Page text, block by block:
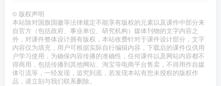
© 版权声明
本站除对国旗国徽等法律规定不能享有版权的元素以及课件中部分来
自官方（包括政府、事业单位、研究机构）媒体刊物的文字内容之
外，对课件整体设计拥有版权，本站收费针对于课件设计部分，文字
内容仅为填充，用户可根据实际自行编辑内容，下载后的课件仅供用
户学习使用，为确保内容传播的准确性，任何课件以及网站内容都不
得商用，包括传播到其他网站、淘宝等电商平台售卖，不得用作自媒
体引流等，一经发现，追究到底，若发现本站有您未授权的版权作
品，请立刻与我们联系删除。